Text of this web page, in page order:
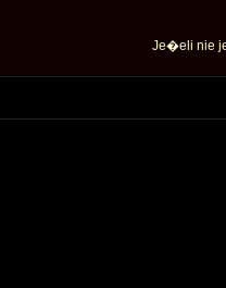
Je�eli nie